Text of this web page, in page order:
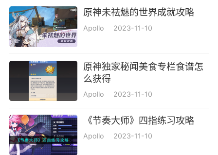
原神未祛魅的世界成就攻略
Apollo 2023-11-10
原神独家秘闻美食专栏食谱怎
么获得
Apollo 2023-11-10
《节奏大师》四指练习攻略
Apollo 2023-11-10